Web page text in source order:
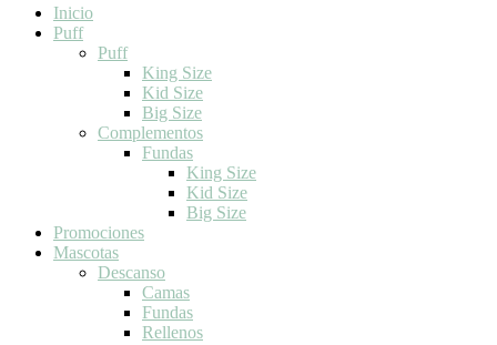
Close
Menu
Inicio
Puff
Puff
King Size
Kid Size
Big Size
Complementos
Fundas
King Size
Kid Size
Big Size
Promociones
Mascotas
Descanso
Camas
Fundas
Rellenos